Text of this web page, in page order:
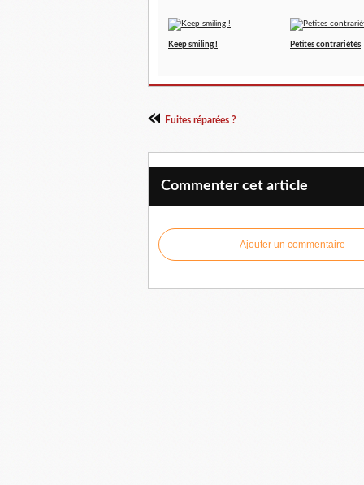
Keep smiling ! Petites contrariétés
Fuites réparées ?
Commenter cet article
Ajouter un commentaire